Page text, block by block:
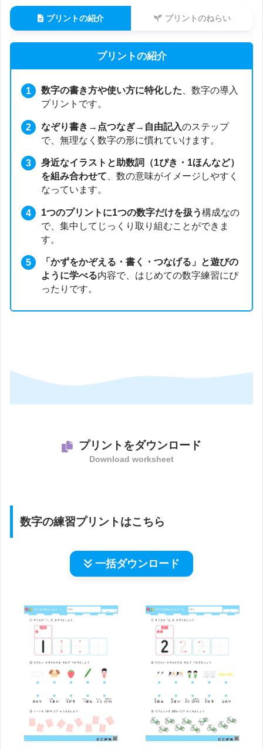
プリントの紹介 プリントのねらい
プリントの紹介
数字の書き方や使い方に特化した、数字の導入
プリントです。
なぞり書き→点つなぎ→自由記入のステップ
で、無理なく数字の形に慣れていけます。
身近なイラストと助数詞（1ぴき・1ほんなど）
を組み合わせて、数の意味がイメージしやすく
なっています。
1つのプリントに1つの数字だけを扱う構成なの
で、集中してじっくり取り組むことができま
す。
「かずをかぞえる・書く・つなげる」と遊びの
ように学べる内容で、はじめての数字練習にぴ
ったりです。
プリントをダウンロード
Download worksheet
数字の練習プリントはこちら
一括ダウンロード